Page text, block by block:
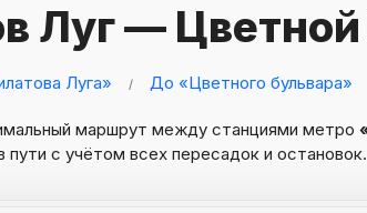
Луг — Цветной
Луга» До «Цветного бульвара»
маршрут между станциями метро
пути с учётом всех пересадок и остановок.